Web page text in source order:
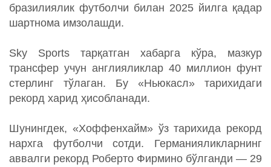
бразилиялик футболчи билан 2025 йилга қадар
шартнома имзолашди.
Sky Sports тарқатган хабарга кўра, мазкур
трансфер учун англияликлар 40 миллион фунт
стерлинг тўлаган. Бу «Ньюкасл» тарихидаги
рекорд харид ҳисобланади.
Шунингдек, «Хоффенхайм» ўз тарихида рекорд
нархга футболчи сотди. Германияликларнинг
аввалги рекорд Роберто Фирмино бўлганди — 29